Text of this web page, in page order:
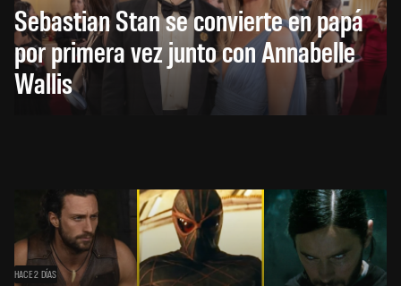
Sebastian Stan se convierte en papá
por primera vez junto con Annabelle
Wallis
HACE 2 DÍAS